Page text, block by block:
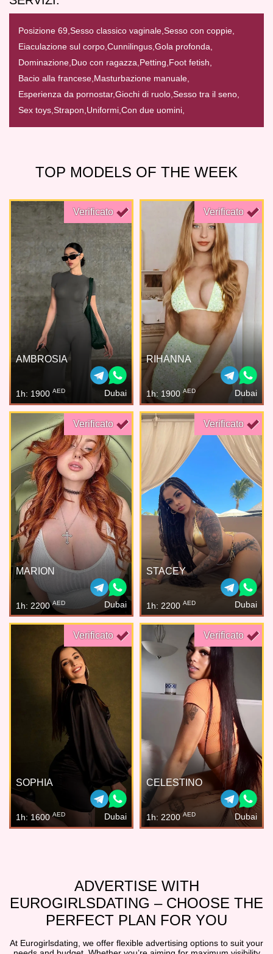
Posizione 69, Sesso classico vaginale, Sesso con coppie,
Eiaculazione sul corpo, Cunnilingus, Gola profonda,
Dominazione, Duo con ragazza, Petting, Foot fetish,
Bacio alla francese, Masturbazione manuale,
Esperienza da pornostar,Giochi di ruolo, Sesso tra il seno,
Sex toys, Strapon, Uniformi, Con due uomini,
TOP MODELS OF THE WEEK
Verificato
AMBROSIA
1h: 1900 AED Dubai
Verificato
RIHANNA
1h: 1900AED Dubai
Verificato
MARION
1h: 2200AED Dubai
Verificato
STACEY
1h: 2200 AED Dubai
Verificato
SOPHIA
1h: 1600AED Dubai
Verificato
CELESTINO
1h: 2200 AED Dubai
ADVERTISE WITH
EUROGIRLSDATING – CHOOSE THE
PERFECT PLAN FOR YOU
At Eurogirlsdating, we offer flexible advertising options to suit your